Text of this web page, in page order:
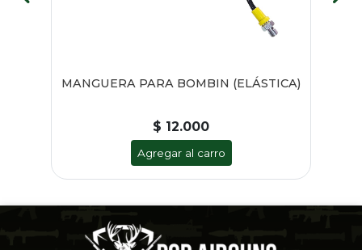
MANGUERA PARA BOMBIN (ELÁSTICA)
$ 12.000
Agregar al carro